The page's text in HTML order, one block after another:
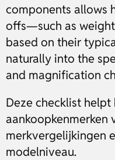
components allows
offs—such as
based on their
naturally into the
and magnification
Deze checklist
merkvergelijkingen
modelniveau.